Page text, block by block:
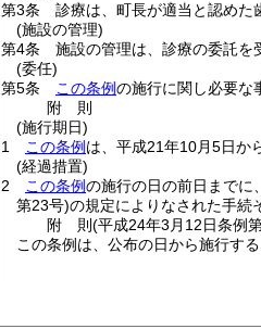
第3条
診療は、町長が適当と認めた
(施設の管理)
第4条
施設の管理は、診療の委託を
(委任)
第5条
この条例の施行に関し必要な
附 則
(施行期日)
1
この条例 は、平成21年10月5日か
(経過措置)
2
この条例の施行の日の前日までに
第23号)の規定によりなされた手続
附 則(平成24年3月12日条例
この条例は、公布の日から施行する